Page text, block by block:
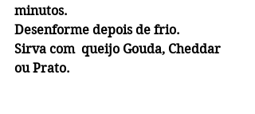
minutos.
Desenforme depois de frio.
Sirva com  queijo Gouda, Cheddar
ou Prato.